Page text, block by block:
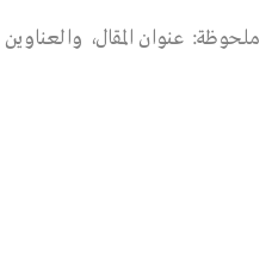
ملحوظة: عنوان المقال،